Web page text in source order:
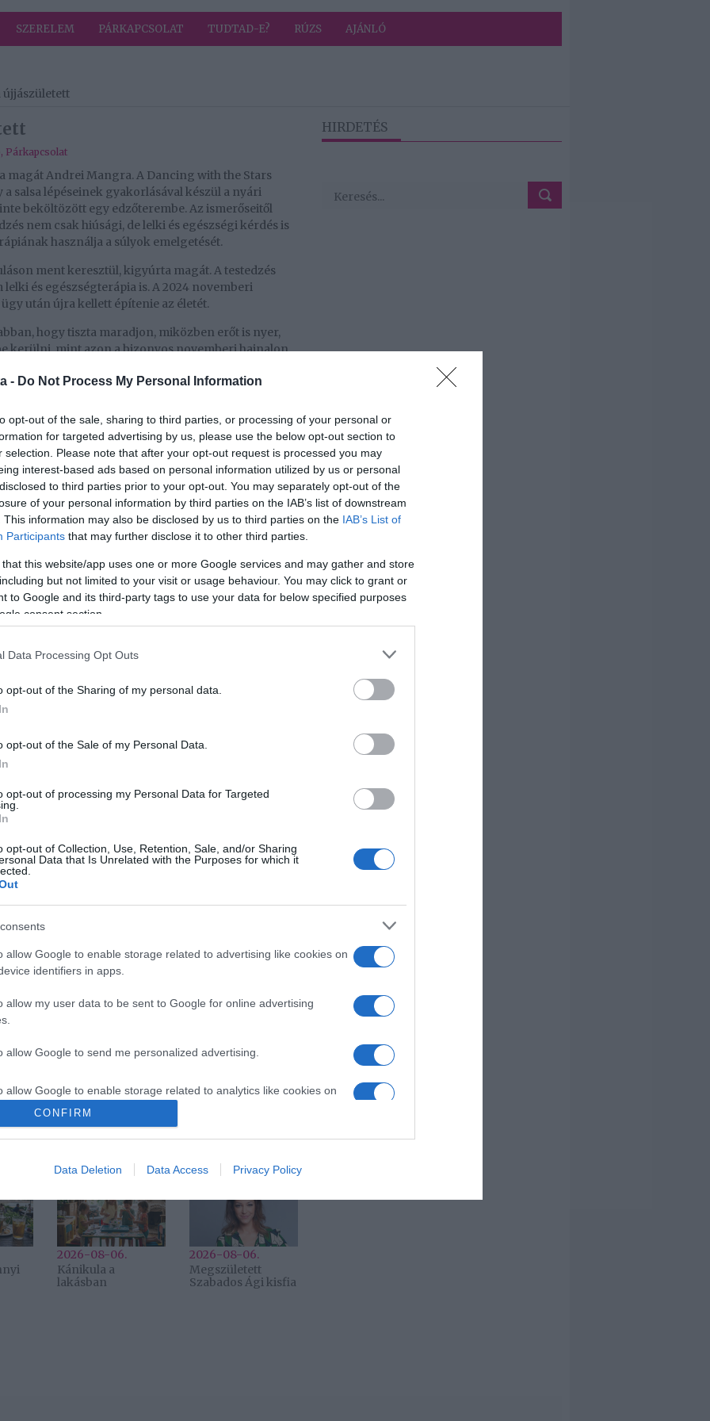
- Do Not Process My Personal Information
opt-out of the sale, sharing to third parties, or processing of your personal or
for targeted advertising by us, please use the below opt-out section to
selection. Please note that after your opt-out request is processed you may
interest-based ads based on personal information utilized by us or personal
to third parties prior to your opt-out. You may separately opt-out of the
of your personal information by third parties on the IAB’s list of downstream
This information may also be disclosed by us to third parties on the IAB’s List of
Participants that may further disclose it to other third parties.
that this website/app uses one or more Google services and may gather and store
but not limited to your visit or usage behaviour. You may click to grant or
to Google and its third-party tags to use your data for below specified purposes
consent section.
Data Processing Opt Outs
opt-out of the Sharing of my personal data.
opt-out of the Sale of my Personal Data.
opt-out of processing my Personal Data for Targeted
opt-out of Collection, Use, Retention, Sale, and/or Sharing
Data that Is Unrelated with the Purposes for which it
allow Google to enable storage related to advertising like cookies on
identifiers in apps.
allow my user data to be sent to Google for online advertising
allow Google to send me personalized advertising.
allow Google to enable storage related to analytics like cookies on
identifiers in apps.
allow Google to enable storage related to functionality of the website
CONFIRM
Data Deletion Data Access Privacy Policy
SZERELEM PÁRKAPCSOLAT TUDTAD-E? RÚZS AJÁNLÓ
, Párkapcsolat
magát Andrei Mangra. A Dancing with the Stars
salsa lépéseinek gyakorlásával készül a nyári
beköltözött egy edzőterembe. Az ismerőseitől
nem csak hiúsági, de lelki és egészségi kérdés is
használja a súlyok emelgetését.
ment keresztül, kigyúrta magát. A testedzés
és egészségterápia is. A 2024 novemberi
után újra kellett építenie az életét.
hogy tiszta maradjon, miközben erőt is nyer,
kerülni, mint azon a bizonyos novemberi hajnalon
élete megváltozott, amikor két férfi rátört az V.
Az ügyben azóta az ügyészség zsarolás,
vádat, de annak ellenére, hogy Andrei Mangra
kapcsolatos bűncselekménnyel is
padjára. Az ügyészség korábbi
egy évre felfüggesztették, amelynek feltétele,
tartó, a kábítószer-használatot megszüntető
– a lakásába való bejutástól és a bántalmazástól
és tényleg adott neki egy hatalmas lökést
De nem csak amiatt edz ennyire keményen,
többé nem akar annyira tehetetlen lenni, mint
– árulta el Andrei Mangra egyik ismerőse, aki
a balhé utáni első időszak, ám azóta szépen,
várja az újabb lehetőségeket. Ezt a legutóbbi
– írta néhány nappal ezelőtt az új, kigyúrt
az Instagram-oldalán, ahol nem is kellett sokat
megtudjuk, mire is készül pontosan.
egy színpadon legyünk! – hangzott az egyik
Andrei Mangra nemrég dolgozott. Ugyan a
the night away nevű show-társulat leigazolt tagjai
mégpedig a társulat alapítója, Jasmine Takács
rajongói Mangrának. A koreográfus március
Andrei Mangrát a születésnapján, ezekkel a
akivel valaha találkoztam, a precizitásod, a
vezető vagy, egy hihetetlen ember, tanár, a shohim
Minden szobát beragyogsz, ahová belépsz az
Jasmine Takács a TV2 sztárját, majd
majd.
ragyogni a színpadon Stockholmban!”
Pinterest
,André Mangra
Következő bejegyzés
2026-08-06.
Kánikula a
lakásban
2026-08-06.
Megszületett
Szabados Ági kisfia
HIRDETÉS